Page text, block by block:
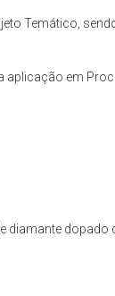
Temático,
aplicação em
diamante